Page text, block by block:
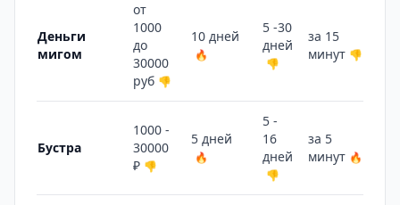
Деньги
мигом
от
1000
до
30000
руб 👎
10 дней
🔥
5 -30
дней
👎
за 15
минут 👎
Бустра
1000 -
30000
₽ 👎
5 дней
🔥
5 -
16
дней
👎
за 5
минут 🔥